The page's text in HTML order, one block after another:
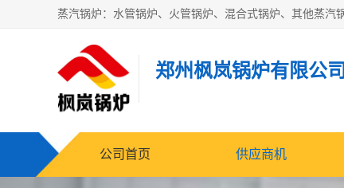
郑州枫岚锅炉有限公司
公司首页 供应商机